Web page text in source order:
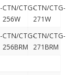
CTN/CTG-
256W
CTN/CTG-
271W
CTN/CTG-
256BRM
CTN/CTG-
271BRM